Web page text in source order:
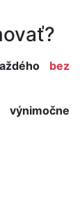
bez
výnimočne